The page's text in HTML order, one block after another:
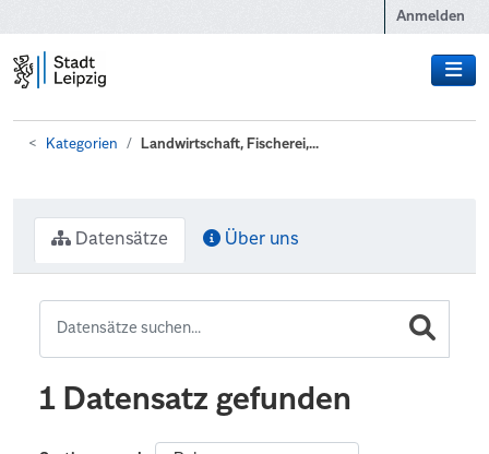
Anmelden
Kategorien Landwirtschaft, Fischerei,...
Datensätze Über uns
1 Datensatz gefunden